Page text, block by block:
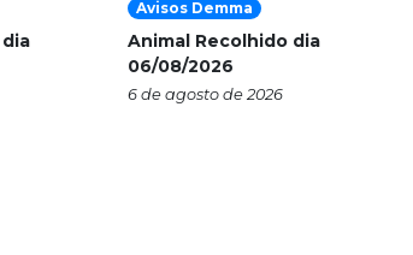
Avisos Demma
Animal Recolhido dia
06/08/2026
6 de agosto de 2026